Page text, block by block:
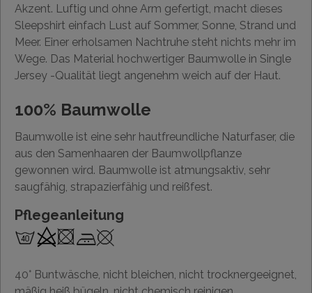
Akzent. Luftig und ohne Arm gefertigt, macht dieses
Sleepshirt einfach Lust auf Sommer, Sonne, Strand und
Meer. Einer erholsamen Nachtruhe steht nichts mehr im
Wege. Das Material hochwertiger Baumwolle in Single
Jersey -Qualität liegt angenehm weich auf der Haut.
100% Baumwolle
Baumwolle ist eine sehr hautfreundliche Naturfaser, die
aus den Samenhaaren der Baumwollpflanze
gewonnen wird. Baumwolle ist atmungsaktiv, sehr
saugfähig, strapazierfähig und reißfest.
Pflegeanleitung
40° Buntwäsche, nicht bleichen, nicht trocknergeeignet,